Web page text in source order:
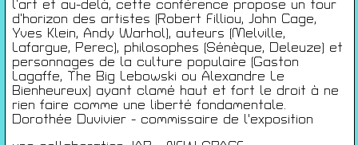
l’art et au-delà, cette conférence propose un tour
d’horizon des artistes (Robert Filliou, John Cage,
Yves Klein, Andy Warhol), auteurs (Melville,
Lafargue, Perec), philosophes (Sénèque, Deleuze) et
personnages de la culture populaire (Gaston
Lagaffe, The Big Lebowski ou Alexandre Le
Bienheureux) ayant clamé haut et fort le droit à ne
rien faire comme une liberté fondamentale.
Dorothée Duvivier - commissaire de l'exposition
À propos
Infos pratiques
Carte de membres
S'inscrire à la Newsletter
Mentions légales
Politique de confidentialité